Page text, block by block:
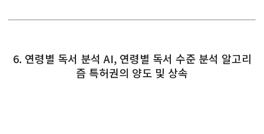
6. 연령별 독서 분석 AI, 연령별 독서 수준 분석 알고리
즘 특허권의 양도 및 상속